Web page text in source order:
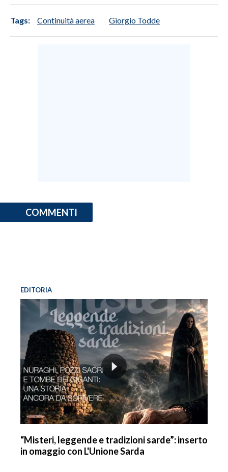
Tags: Continuità aerea Giorgio Todde
COMMENTI
EDITORIA
“Misteri, leggende e tradizioni sarde”: inserto
in omaggio con L'Unione Sarda